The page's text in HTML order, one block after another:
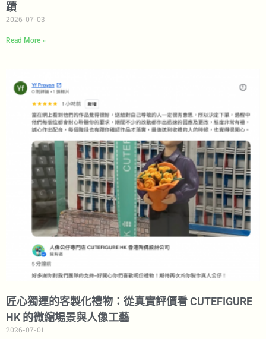
蹟
2026-07-03
Read More »
匠心獨運的客製化禮物：從真實評價看 CUTEFIGURE
HK 的微縮場景與人像工藝
2026-07-01